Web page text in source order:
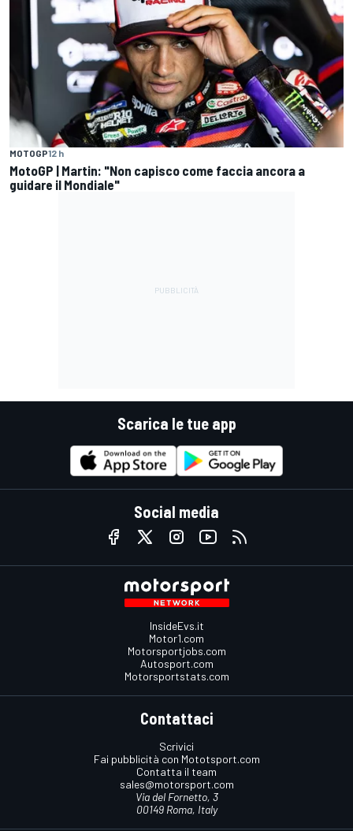
MOTOGP12 h
MotoGP | Martin: "Non capisco come faccia ancora a
guidare il Mondiale"
Scarica le tue app
Social media
InsideEvs.it
Motor1.com
Motorsportjobs.com
Autosport.com
Motorsportstats.com
Contattaci
Scrivici
Fai pubblicità con Mototsport.com
Contatta il team
sales@motorsport.com
Via del Fornetto, 3
00149 Roma, Italy